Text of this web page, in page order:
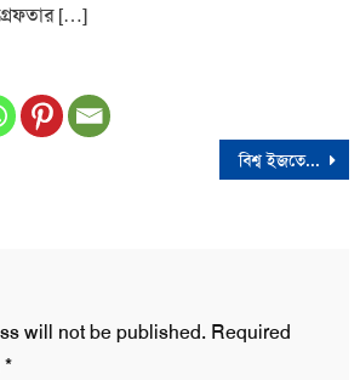
[…]
বিশ্ব ইজতেমায় চলছে দ্বিতীয় দিনের বয়ান
will not be published. Required
*